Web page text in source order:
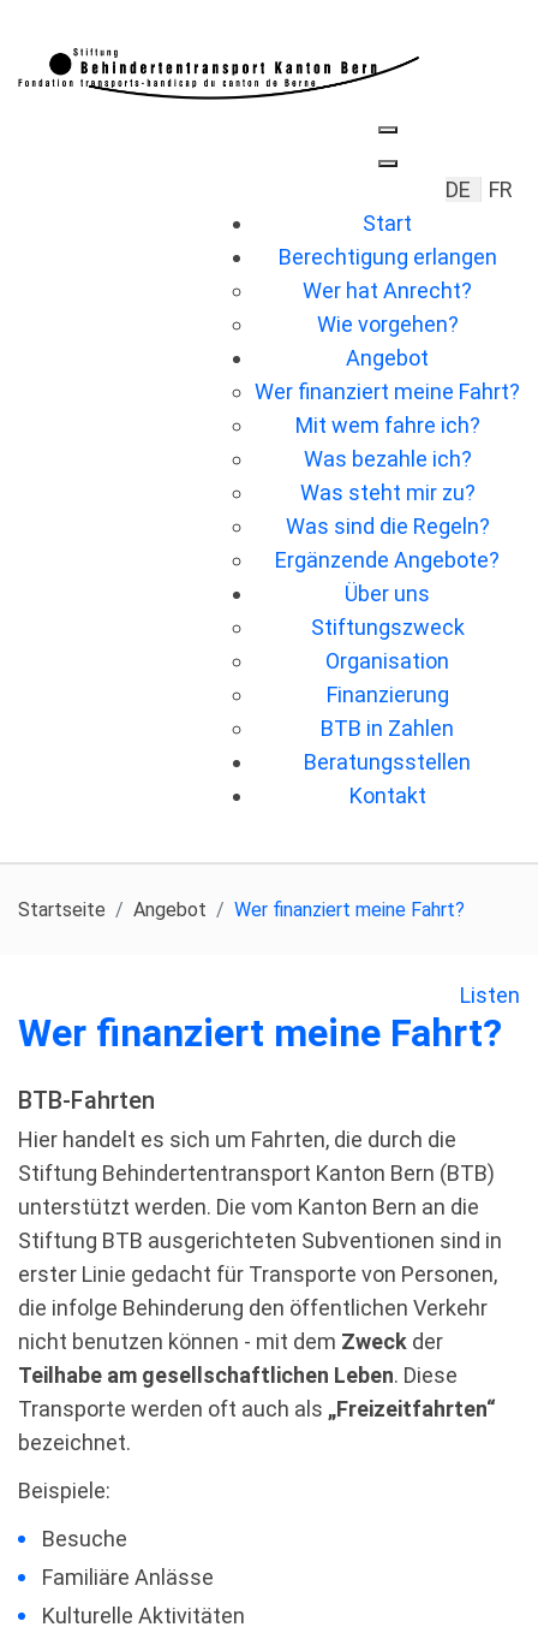
Sprache
DE
FR
Start
Berechtigung erlangen
Wer hat Anrecht?
Wie vorgehen?
Angebot
Wer ﬁnanziert meine Fahrt?
Mit wem fahre ich?
Was bezahle ich?
Was steht mir zu?
Was sind die Regeln?
Ergänzende Angebote?
Über uns
Stiftungszweck
Organisation
Finanzierung
BTB in Zahlen
Beratungsstellen
Kontakt
Startseite Angebot Wer ﬁnanziert meine Fahrt?
Listen
Wer ﬁnanziert meine Fahrt?
BTB-Fahrten
Hier handelt es sich um Fahrten, die durch die
Stiftung Behindertentransport Kanton Bern (BTB)
unterstützt werden. Die vom Kanton Bern an die
Stiftung BTB ausgerichteten Subventionen sind in
erster Linie gedacht für Transporte von Personen,
die infolge Behinderung den öffentlichen Verkehr
nicht benutzen können - mit dem Zweck der
Teilhabe am gesellschaftlichen Leben. Diese
Transporte werden oft auch als „Freizeitfahrten“
bezeichnet.
Beispiele:
Besuche
Familiäre Anlässe
Kulturelle Aktivitäten